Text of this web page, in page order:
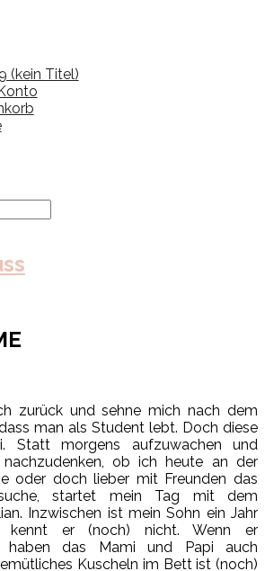
(kein Titel)
zurück und sehne mich nach dem
man als Student lebt. Doch diese
Statt morgens aufzuwachen und
ob ich heute an der
oder doch lieber mit Freunden das
startet mein Tag mit dem
Inzwischen ist mein Sohn ein Jahr
kennt er (noch) nicht. Wenn er
haben das Mami und Papi auch
Kuscheln im Bett ist (noch)